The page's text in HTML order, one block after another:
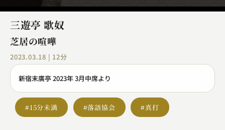
三遊亭 歌奴
芝居の喧嘩
2023.03.18 | 12分
新宿末廣亭 2023年 3月中席より
#15分未満 #落語協会 #真打